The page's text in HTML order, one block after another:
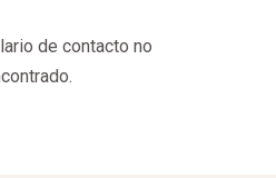
de contacto no